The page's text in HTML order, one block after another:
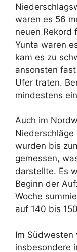
waren es 56
neuen Rekord
Yunta waren
kam es zu
ansonsten
Ufer traten.
mindestens
Auch im
Niederschläge
wurden bis
gemessen,
darstellte. Es
Beginn der
Woche
auf 140 bis
Im Südwesten
insbesondere